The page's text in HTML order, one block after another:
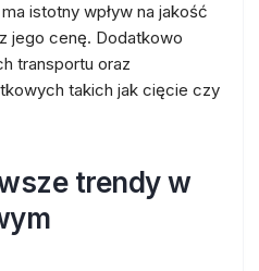
istotny wpływ na jakość
jego cenę. Dodatkowo
transportu oraz
takich jak cięcie czy
trendy w